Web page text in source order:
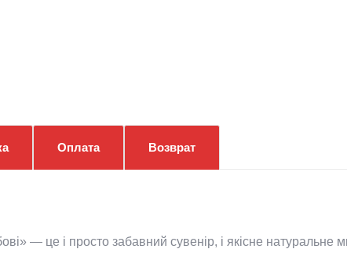
Оплата Возврат
— це і просто забавний сувенір, і якісне натуральне